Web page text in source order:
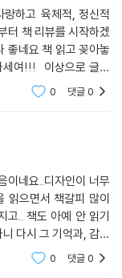
다. 좋은 하루 되세요 :)
0 댓글0
네요..디자인이 너무
읽으면서 책갈피 많이
.. 책도 아예 안 읽기
다시 그 기억과, 감성
니다책에 있는 문구
0 댓글0